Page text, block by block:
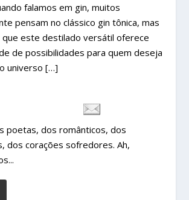
falamos em gin, muitos
pensam no clássico gin tônica, mas
que este destilado versátil oferece
de possibilidades para quem deseja
universo […]
poetas, dos românticos, dos
dos corações sofredores. Ah,